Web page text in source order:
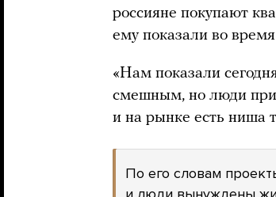
россияне покупают
ему показали во
«Нам показали
смешным, но люди
и на рынке есть ниша
По его словам